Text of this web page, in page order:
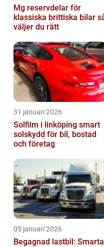
Mg reservdelar för
klassiska brittiska bilar så
väljer du rätt
31 januari 2026
Solfilm i linköping smart
solskydd för bil, bostad
och företag
05 januari 2026
Begagnad lastbil: Smarta